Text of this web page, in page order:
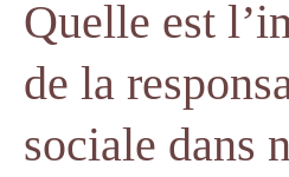
Quelle est
de la
sociale dans